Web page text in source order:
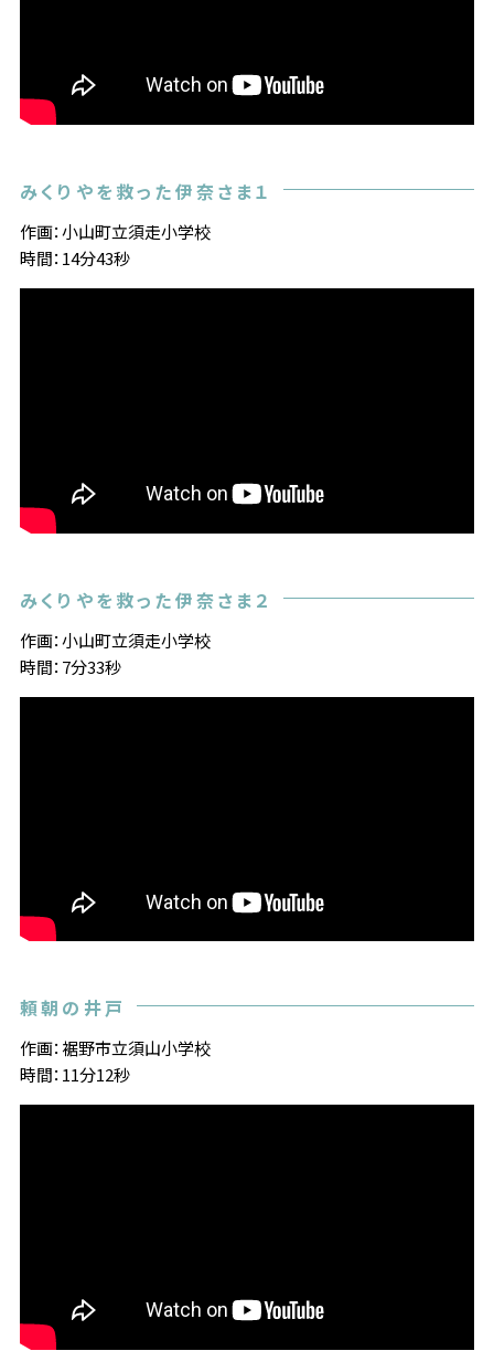
みくりやを救った伊奈さま１
作画：小山町立須走小学校
時間：14分43秒
みくりやを救った伊奈さま２
作画：小山町立須走小学校
時間：7分33秒
頼朝の井戸
作画：裾野市立須山小学校
時間：11分12秒